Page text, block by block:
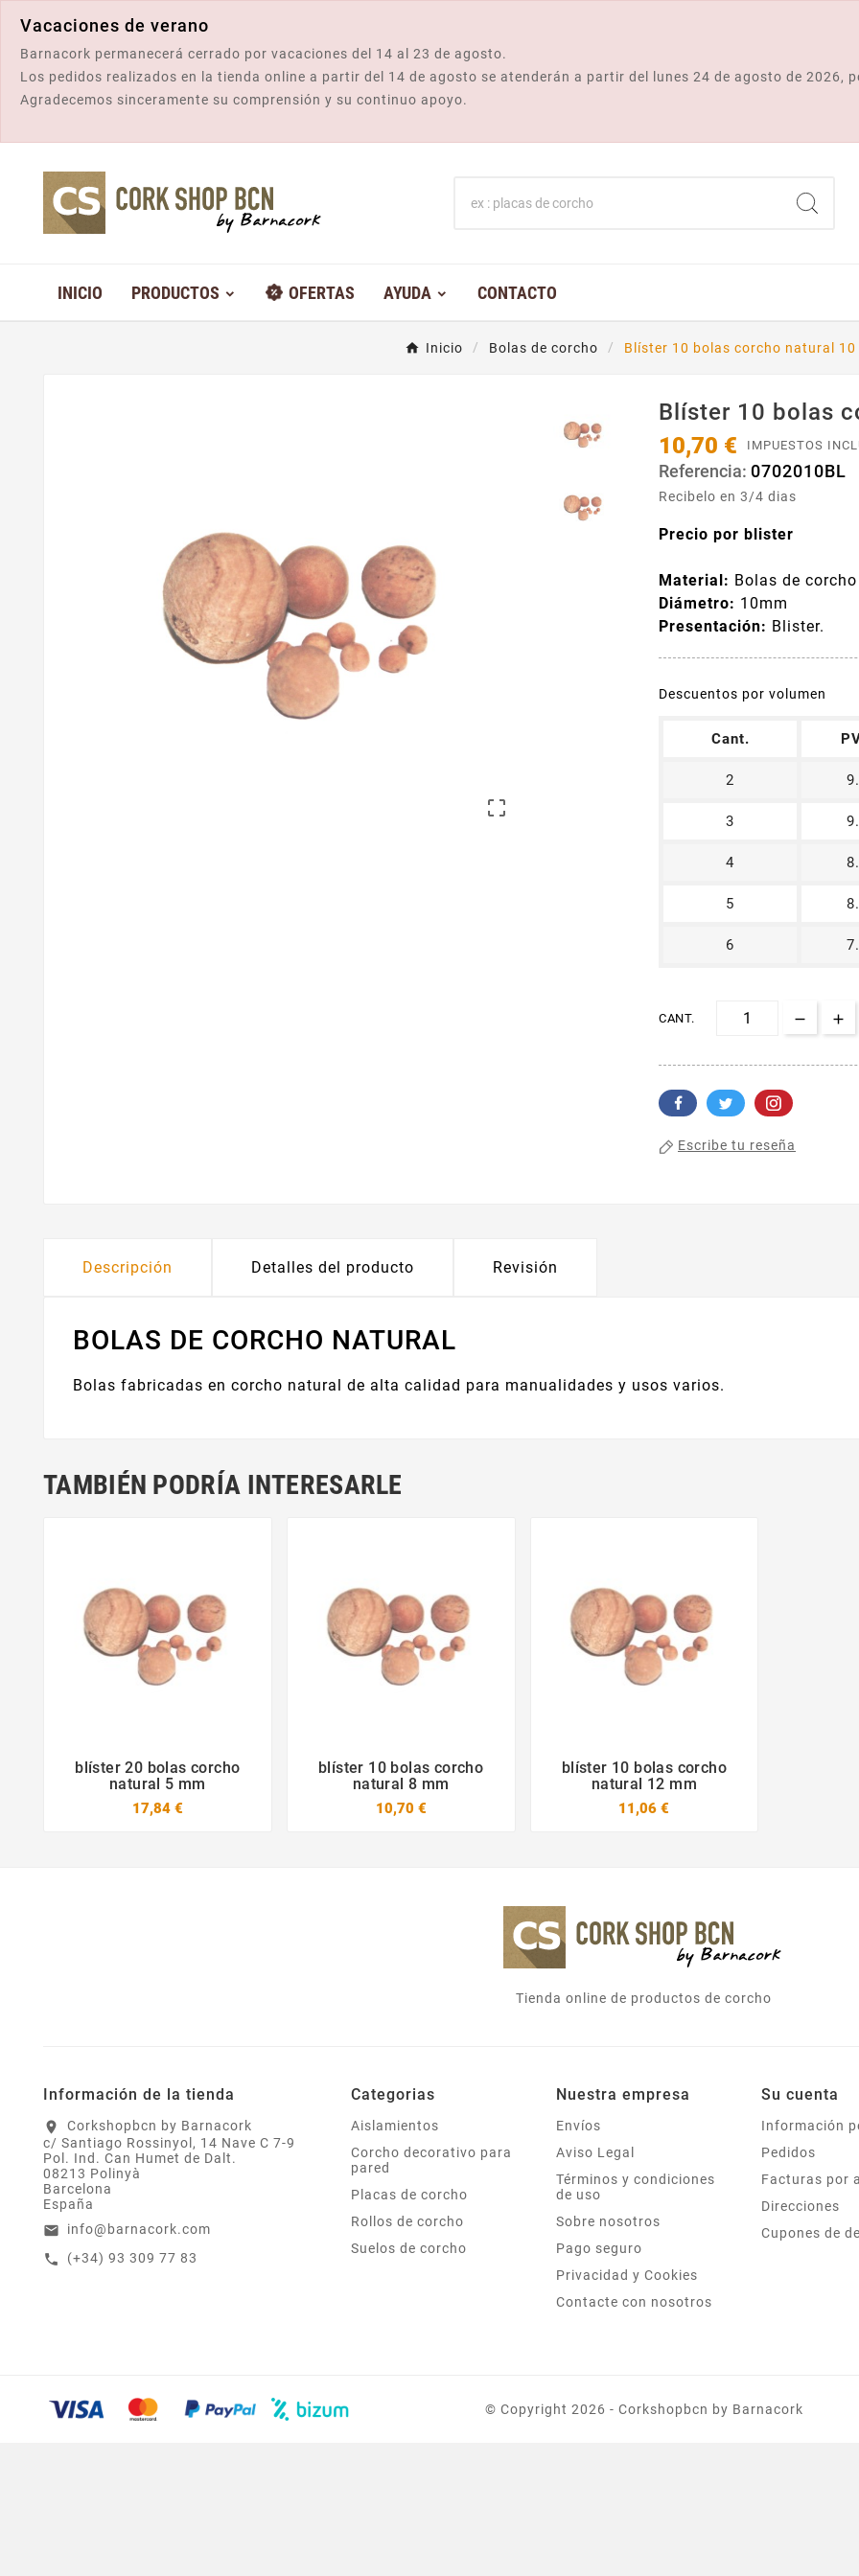
Vacaciones de verano
Barnacork permanecerá cerrado por vacaciones del 14 al 23 de agosto.
Los pedidos realizados en la tienda online a partir del 14 de agosto se atenderán a partir del lunes 24 de agosto de 2026,
Agradecemos sinceramente su comprensión y su continuo apoyo.
INICIO PRODUCTOS OFERTAS AYUDA CONTACTO
Inicio Bolas de corcho Blíster 10 bolas corcho natural 10

Blíster 10 bolas
10,70 €
IMPUESTOS
Referencia: 0702010BL
Recibelo en 3/4 dias
Precio por blister
Material: Bolas de
Diámetro: 10mm
Presentación: Blister.
Descuentos por volumen
Cant.
2
3
4
5
6
CANT.
Escribe tu reseña
Descripción Detalles del producto Revisión
BOLAS DE CORCHO NATURAL
Bolas fabricadas en corcho natural de alta calidad para manualidades y usos varios.
TAMBIÉN PODRÍA INTERESARLE
 
blíster 20 bolas corcho
natural 5 mm
17,84 €
 
blíster 10 bolas corcho
natural 8 mm
10,70 €
 
blíster 10 bolas corcho
natural 12 mm
11,06 €
Tienda online de productos de corcho
Información de la tienda
location_on
Corkshopbcn by Barnacork
c/ Santiago Rossinyol, 14 Nave C 7-9
Pol. Ind. Can Humet de Dalt.
08213 Polinyà
Barcelona
España
email info@barnacork.com
call (+34) 93 309 77 83
Categorias
Aislamientos
Corcho decorativo para
pared
Placas de corcho
Rollos de corcho
Suelos de corcho
Nuestra empresa
Envíos
Aviso Legal
Términos y condiciones
de uso
Sobre nosotros
Pago seguro
Privacidad y Cookies
Contacte con nosotros
Su cuenta
Información
Pedidos
Facturas por
Direcciones
Cupones de
© Copyright 2026 - Corkshopbcn by Barnacork